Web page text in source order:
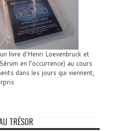
livre d'Henri Loevenbruck et
en l’occurrence) au cours
dans les jours qui viennent,
TRÉSOR